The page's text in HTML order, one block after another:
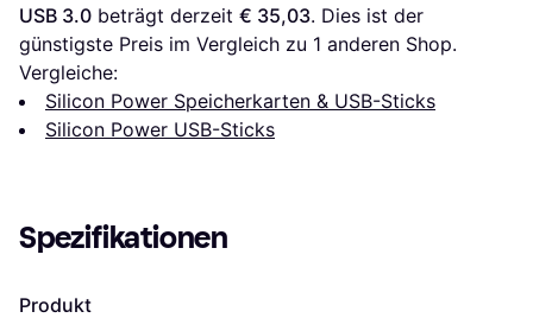
USB 3.0 beträgt derzeit € 35,03. Dies ist der
günstigste Preis im Vergleich zu 1 anderen Shop.
Vergleiche:
Silicon Power Speicherkarten & USB-Sticks
Silicon Power USB-Sticks
Spezifikationen
Produkt